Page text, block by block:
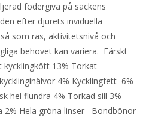
fodergiva på säckens
efter djurets inviduella
som ras, aktivitetsnivå och
behovet kan variera. Färskt
kycklingkött 13% Torkat
4% Kycklingfett 6%
hel flundra 4% Torkad sill 3%
2% Hela gröna linser Bondbönor